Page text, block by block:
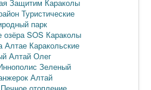
Защитим Караколы
Туристические
парк
озёра SOS Караколы
Алтае Каракольские
Алтай Олег
Зеленый
Алтай
Печное отопление